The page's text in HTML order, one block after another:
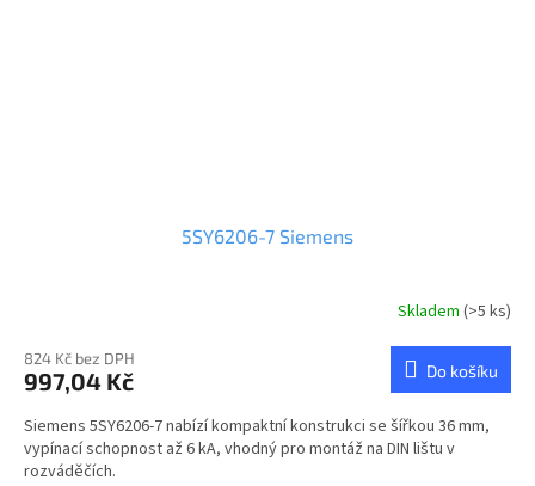
5SY6206-7 Siemens
Skladem (>5 ks)
824 Kč bez DPH
997,04 Kč Do košíku
Siemens 5SY6206-7 nabízí kompaktní konstrukci se šířkou 36 mm,
vypínací schopnost až 6 kA, vhodný pro montáž na DIN lištu v
rozváděčích.